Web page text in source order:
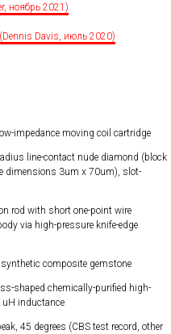
ноябрь 2021)
Davis, июль 2020)
impedance moving coil cartridge
line-contact nude diamond (block
dimensions 3um x 70um), slot-
rod with short one-point wire
via high-pressure knife-edge
composite gemstone
shaped chemically-purified high-
inductance
45 degrees (CBS test record, other